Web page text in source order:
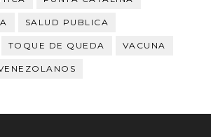
SALUD PUBLICA
TOQUE DE QUEDA VACUNA